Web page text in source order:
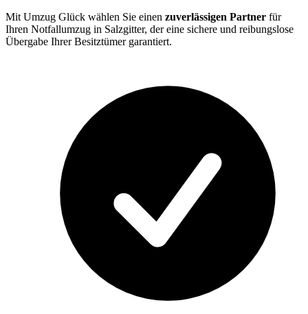
Mit Umzug Glück wählen Sie einen zuverlässigen Partner für
Ihren Notfallumzug in Salzgitter, der eine sichere und reibungslose
Übergabe Ihrer Besitztümer garantiert.